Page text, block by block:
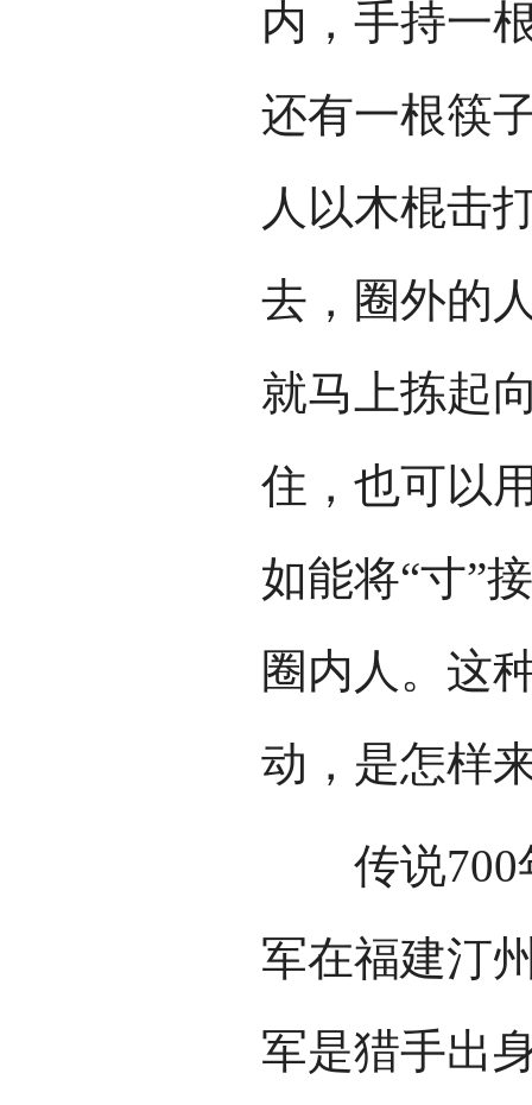
内，手持一
还有一根筷
人以木棍击
去，圈外的
就马上拣起
住，也可以
如能将“寸”
圈内人。这
动，是怎样
传说700
军在福建汀
军是猎手出